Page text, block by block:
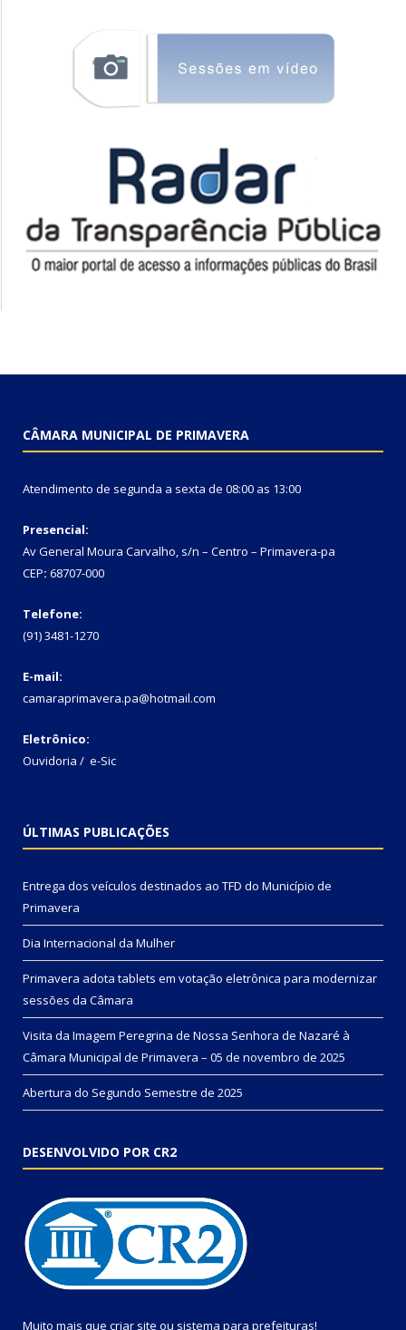
CÂMARA MUNICIPAL DE PRIMAVERA
Atendimento de segunda a sexta de 08:00 as 13:00
Presencial:
Av General Moura Carvalho, s/n – Centro – Primavera-pa
CEP: 68707-000
Telefone:
(91) 3481-1270
E-mail:
camaraprimavera.pa@hotmail.com
Eletrônico:
Ouvidoria / e-Sic
ÚLTIMAS PUBLICAÇÕES
Entrega dos veículos destinados ao TFD do Município de
Primavera
Dia Internacional da Mulher
Primavera adota tablets em votação eletrônica para modernizar
sessões da Câmara
Visita da Imagem Peregrina de Nossa Senhora de Nazaré à
Câmara Municipal de Primavera – 05 de novembro de 2025
Abertura do Segundo Semestre de 2025
DESENVOLVIDO POR CR2
Muito mais que criar site ou sistema para prefeituras!